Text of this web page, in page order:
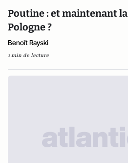
Poutine : et maintenant la
Pologne ?
Benoît Rayski
1 min de lecture